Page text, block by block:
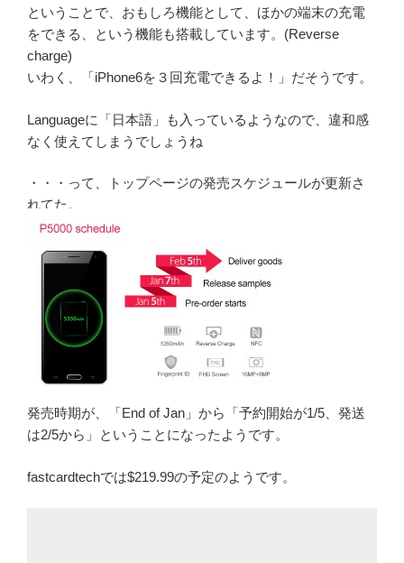
ということで、おもしろ機能として、ほかの端末の充電
をできる、という機能も搭載しています。(Reverse
charge)
いわく、「iPhone6を３回充電できるよ！」だそうです。
Languageに「日本語」も入っているようなので、違和感
なく使えてしまうでしょうね
・・・って、トップページの発売スケジュールが更新さ
れてた。
発売時期が、「End of Jan」から「予約開始が1/5、発送
は2/5から」ということになったようです。
fastcardtechでは$219.99の予定のようです。